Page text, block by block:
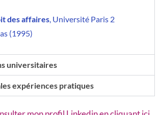
des affaires, Université Paris 2
(1995)
universitaires
expériences pratiques